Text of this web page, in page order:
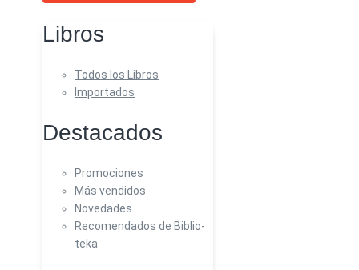
Libros
Todos los Libros
Importados
Destacados
Promociones
Más vendidos
Novedades
Recomendados de Biblio-
teka